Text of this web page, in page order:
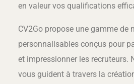
en valeur vos qualifications
CV2Go propose une gamme de
personnalisables conçus pour
et impressionner les recruteurs.
vous guident à travers la